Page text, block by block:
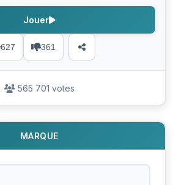
627 361
Jouer
565 701 votes
MARQUE